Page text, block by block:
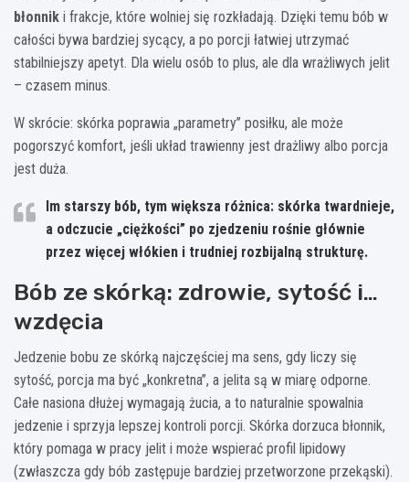
błonnik i frakcje, które wolniej się rozkładają. Dzięki temu bób w
całości bywa bardziej sycący, a po porcji łatwiej utrzymać
stabilniejszy apetyt. Dla wielu osób to plus, ale dla wrażliwych jelit
– czasem minus.
W skrócie: skórka poprawia „parametry” posiłku, ale może
pogorszyć komfort, jeśli układ trawienny jest drażliwy albo porcja
jest duża.
Im starszy bób, tym większa różnica: skórka twardnieje,
a odczucie „ciężkości” po zjedzeniu rośnie głównie
przez więcej włókien i trudniej rozbijalną strukturę.
Bób ze skórką: zdrowie, sytość i…
wzdęcia
Jedzenie bobu ze skórką najczęściej ma sens, gdy liczy się
sytość, porcja ma być „konkretna”, a jelita są w miarę odporne.
Całe nasiona dłużej wymagają żucia, a to naturalnie spowalnia
jedzenie i sprzyja lepszej kontroli porcji. Skórka dorzuca błonnik,
który pomaga w pracy jelit i może wspierać profil lipidowy
(zwłaszcza gdy bób zastępuje bardziej przetworzone przekąski).